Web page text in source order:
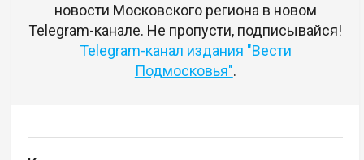
новости Московского региона в новом
Telegram-канале. Не пропусти, подписывайся!
Telegram-канал издания "Вести
Подмосковья".